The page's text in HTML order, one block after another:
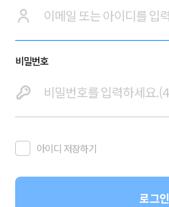
비밀번호
아이디 저장하기
로그인